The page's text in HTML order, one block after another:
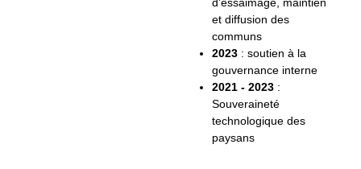
d’essaimage, maintien
et diffusion des
communs
2023 : soutien à la
gouvernance interne
2021 - 2023 :
Souveraineté
technologique des
paysans